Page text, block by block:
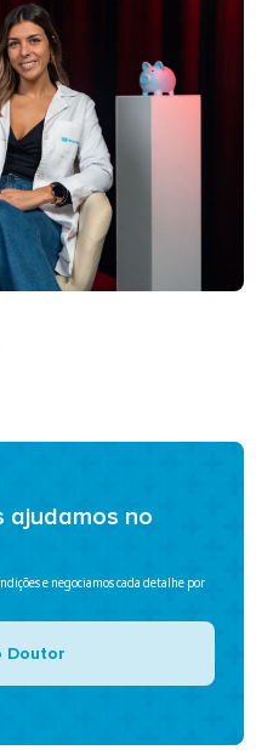
ajudamos no
e negociamos cada detalhe por
Doutor